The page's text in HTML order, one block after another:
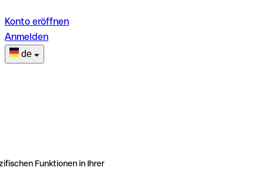
Konto eröffnen
Anmelden
de
Funktionen in Ihrer